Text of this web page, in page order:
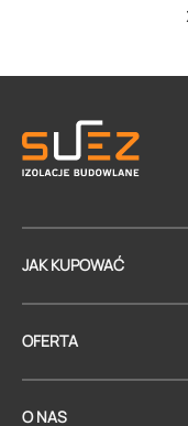
JAK KUPOWAĆ
OFERTA
O NAS